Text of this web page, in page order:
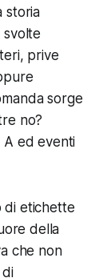
storia
svolte
prive
sorge
no?
A ed eventi
di etichette
della
che non
di